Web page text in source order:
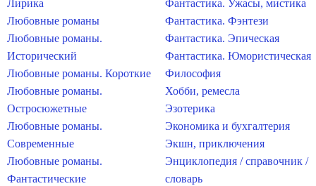
Лирика
Любовные романы
Любовные романы.
Исторический
Любовные романы. Короткие
Любовные романы.
Остросюжетные
Любовные романы.
Современные
Любовные романы.
Фантастические
Фантастика. Ужасы, мистика
Фантастика. Фэнтези
Фантастика. Эпическая
Фантастика. Юмористическая
Философия
Хобби, ремесла
Эзотерика
Экономика и бухгалтерия
Экшн, приключения
Энциклопедия / справочник /
словарь